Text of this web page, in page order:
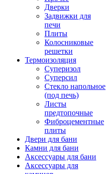
Дверки
Задвижки для
печи
Плиты
Колосниковые
решетки
Термоизоляция
Суперизол
Суперсил
Стекло напольное
(под печь)
Листы
предтопочные
Фиброцементные
плиты
Двери для бани
Камни для бани
Аксессуары для бани
Аксессуары для